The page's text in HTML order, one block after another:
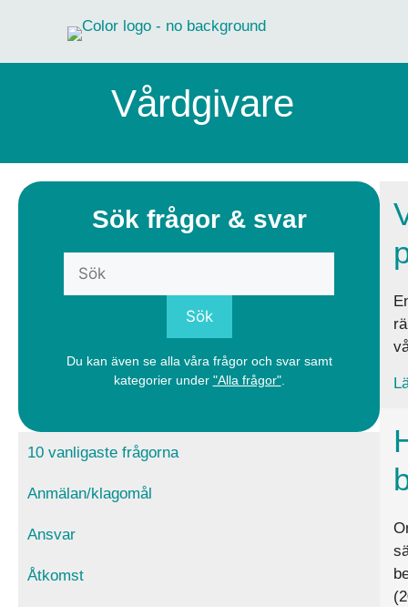
Vårdgivare
Sök frågor & svar
Du kan även se alla våra frågor och svar samt
kategorier under "Alla frågor".
10 vanligaste frågorna
Anmälan/klagomål
Ansvar
Åtkomst